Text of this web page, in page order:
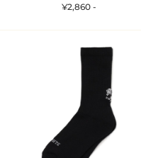
¥2,860 -